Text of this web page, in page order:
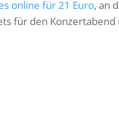
online für 21 Euro, an
für den Konzertabend